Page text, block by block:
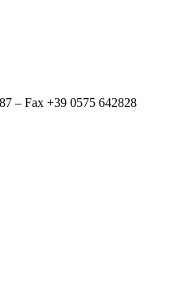
– Fax +39 0575 642828